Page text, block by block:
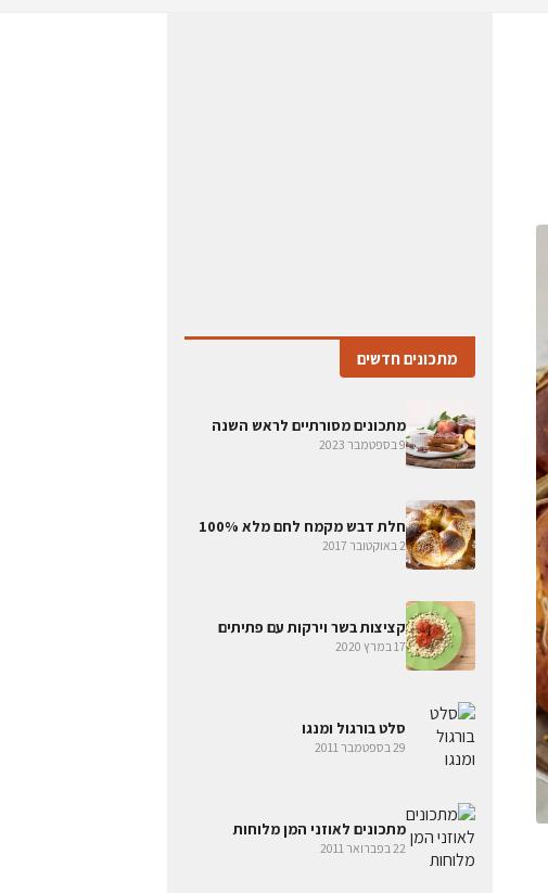
מתכונים חדשים
מתכונים מסורתיים לראש השנה
9 בספטמבר 2023
חלת דבש מקמח לחם מלא 100%
2 באוקטובר 2017
קציצות בשר וירקות עם פתיתים
17 במרץ 2020
סלט בורגול ומנגו
29 בספטמבר 2011
מתכונים לאוזני המן מלוחות
22 בפברואר 2011